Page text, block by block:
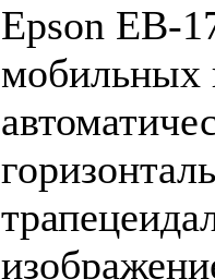
Epson EB-
мобильных